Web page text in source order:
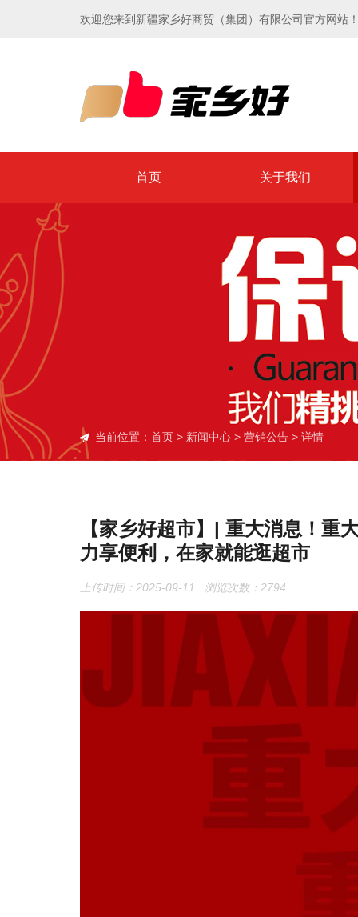
欢迎您来到新疆家乡好商贸（集团）有限公司官方网站
首页 关于我们
当前位置： 首页 > 新闻中心 > 营销公告 > 详情
【家乡好超市】| 重大消息！重
力享便利，在家就能逛超市
上传时间：2025-09-11 浏览次数： 2794